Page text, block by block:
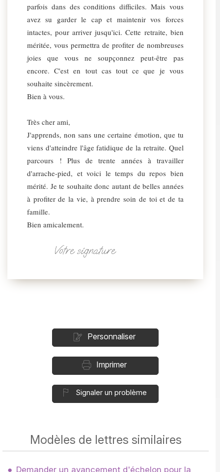
parfois dans des conditions difficiles. Mais vous
avez su garder le cap et maintenir vos forces
intactes, pour arriver jusqu'ici. Cette retraite, bien
méritée, vous permettra de profiter de nombreuses
joies que vous ne soupçonnez peut-être pas
encore. C'est en tout cas tout ce que je vous
souhaite sincèrement.
Bien à vous.
Très cher ami,
J'apprends, non sans une certaine émotion, que tu
viens d'atteindre l'âge fatidique de la retraite. Quel
parcours ! Plus de trente années à travailler
d'arrache-pied, et voici le temps du repos bien
mérité. Je te souhaite donc autant de belles années
à profiter de la vie, à prendre soin de toi et de ta
famille.
Bien amicalement.
Votre signature
Personnaliser
Imprimer
Signaler un problème
Modèles de lettres similaires
Demander un avancement d'échelon pour la